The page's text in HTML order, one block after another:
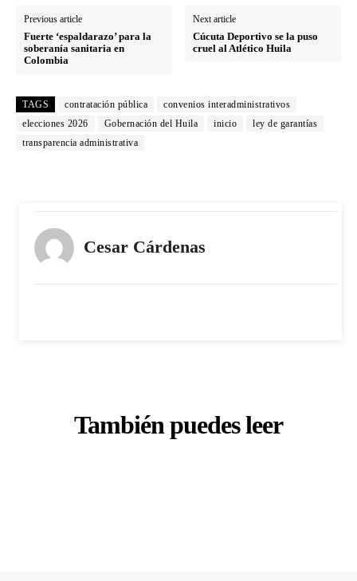
Previous article
Fuerte ‘espaldarazo’ para la
soberanía sanitaria en
Colombia
Next article
Cúcuta Deportivo se la puso
cruel al Atlético Huila
TAGS contratación pública
convenios interadministrativos
elecciones 2026
Gobernación del Huila inicio
ley de garantías
transparencia administrativa
Cesar Cárdenas
También puedes leer